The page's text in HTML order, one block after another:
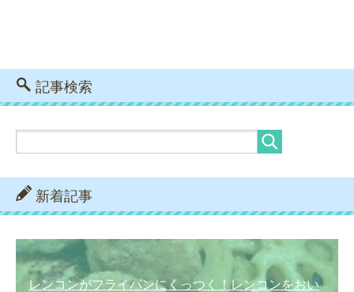
記事検索
新着記事
レンコンがフライパンにくっつく！レンコンをおい